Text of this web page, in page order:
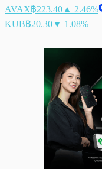
AVAX฿223.40 ▲ 2.46%
KUB฿20.30▼ 1.08%